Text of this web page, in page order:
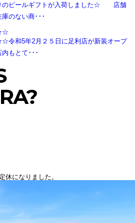
のビールギフトが入荷しました☆ 店舗
のない商･･･
和5年2月２５日に足利店が新装オープ
もとて･･･
休になりました。